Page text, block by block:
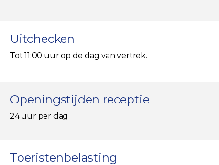
Uitchecken
Tot 11:00 uur op de dag van vertrek.
Openingstijden receptie
24 uur per dag
Toeristenbelasting